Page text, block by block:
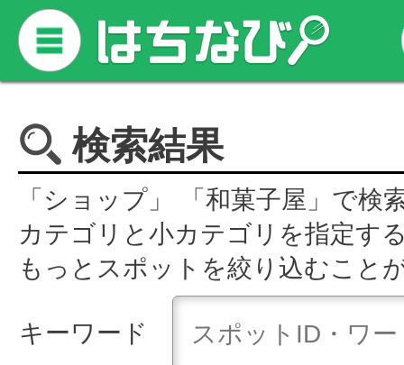
検索結果
「ショップ」 「和菓子屋」で検
カテゴリと小カテゴリを指定す
もっとスポットを絞り込むこと
キーワード